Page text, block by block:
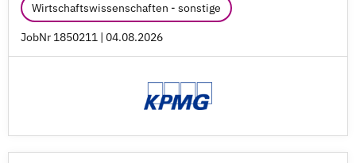
Wirtschaftswissenschaften - sonstige
JobNr 1850211 | 04.08.2026